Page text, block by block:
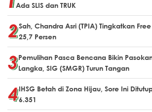
Ada SLIS dan TRUK
Sah, Chandra Asri (TPIA) Tingkatkan
25,7 Persen
Pemulihan Pasca Bencana Bikin
Langka, SIG (SMGR) Turun Tangan
IHSG Betah di Zona Hijau, Sore Ini
6.351